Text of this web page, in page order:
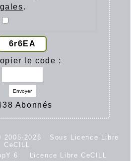
.
6r6EA
le code :
Envoyer
Abonnés
2005-2026
Sous Licence Libre
CeCILL
6
Licence Libre CeCILL